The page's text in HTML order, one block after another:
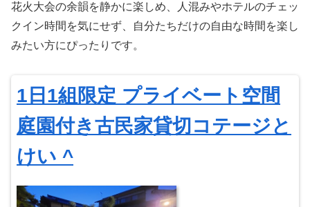
花火大会の余韻を静かに楽しめ、人混みやホテルのチェッ
クイン時間を気にせず、自分たちだけの自由な時間を楽し
みたい方にぴったりです。
1日1組限定 プライベート空間
庭園付き古民家貸切コテージと
けい ^